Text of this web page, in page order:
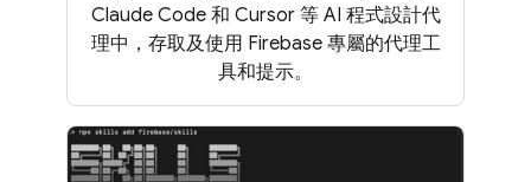
Claude Code 和 Cursor 等 AI 程式設計代
理中，存取及使用 Firebase 專屬的代理工
具和提示。